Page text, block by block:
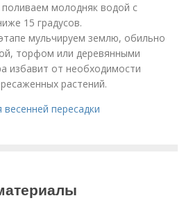
поливаем молодняк водой с
15 градусов.
мульчируем землю, обильно
торфом или деревянными
избавит от необходимости
растений.
пересадки